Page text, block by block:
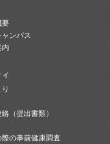
要
ンパス
内
（提出書類）
の事前健康調査